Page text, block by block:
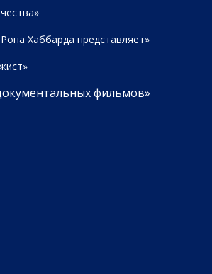
Хаббарда представляет»
фильмов»